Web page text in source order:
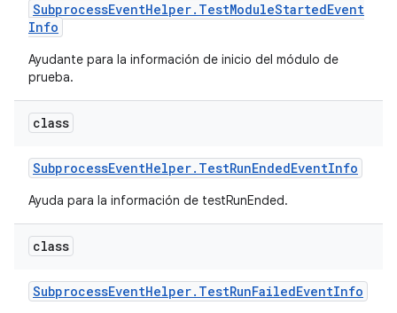
SubprocessEventHelper. TestModuleStartedEvent
Info
Ayudante para la información de inicio del módulo de
prueba.
class
SubprocessEventHelper. TestRunEndedEventInfo
Ayuda para la información de testRunEnded.
class
SubprocessEventHelper. TestRunFailedEventInfo